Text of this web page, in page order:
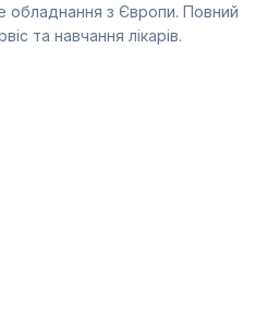
обладнання з Європи. Повний
та навчання лікарів.